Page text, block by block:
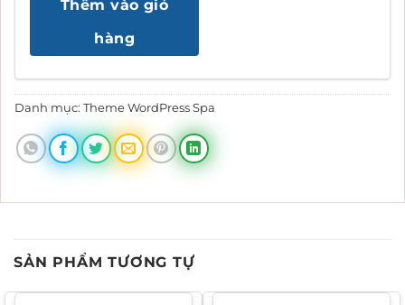
750.000 ₫.
Thêm vào giỏ
hàng
Danh mục: Theme WordPress Spa
SẢN PHẨM TƯƠNG TỰ